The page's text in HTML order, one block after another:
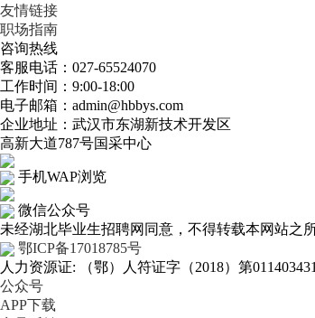
友情链接
职场指南
咨询热线
客服电话：027-65524070
工作时间：9:00-18:00
电子邮箱：admin@hbbys.com
企业地址：武汉市东湖新技术开发区
高新大道787号国采中心
手机WAP浏览
微信公众号
未经湖北毕业生招聘网同意，不得转载本网站之
鄂ICP备17018785号
人力资源证: （鄂）人符证字（2018）第
公众号
APP下载